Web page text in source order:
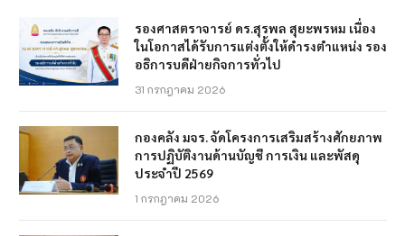
รองศาสตราจารย์ ดร.สุรพล สุยะพรหม เนื่อง
ในโอกาสได้รับการแต่งตั้งให้ดำรงตำแหน่ง รอง
อธิการบดีฝ่ายกิจการทั่วไป
31 กรกฎาคม 2026
กองคลัง มจร. จัดโครงการเสริมสร้างศักยภาพ
การปฏิบัติงานด้านบัญชี การเงิน และพัสดุ
ประจำปี 2569
1 กรกฎาคม 2026